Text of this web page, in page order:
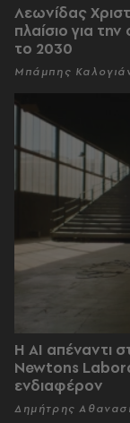
Λεωνίδας
πλαίσιο για
το 2030
Μπάμπης
Η AI απέναντι
Newtons
ενδιαφέρον
Δημήτρης